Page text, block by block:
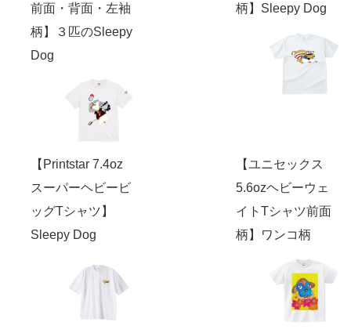
前面・背面・左袖
柄】３匹のSleepy
Dog
柄】Sleepy Dog
【Printstar 7.4oz
スーパーヘビービ
ッグTシャツ】
Sleepy Dog
【ユニセックス
5.6ozヘビーウェ
イトTシャツ前面
柄】ワンコ柄